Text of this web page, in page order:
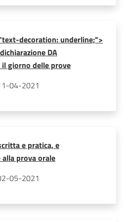
decoration: underline;">
DA
il giorno delle prove
04-2021
e pratica, e
prova orale
05-2021